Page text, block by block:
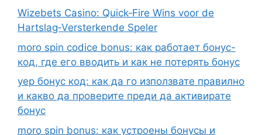
Wizebets Casino: Quick‑Fire Wins voor de
Hartslag‑Versterkende Speler
moro spin codice bonus: как работает бонус-
код, где его вводить и как не потерять бонус
yep бонус код: как да го използвате правилно
и какво да проверите преди да активирате
бонус
moro spin bonus: как устроены бонусы и